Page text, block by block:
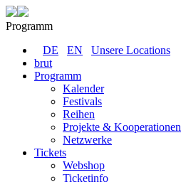
Programm
DE
EN
Unsere Locations
brut
Programm
Kalender
Festivals
Reihen
Projekte & Kooperationen
Netzwerke
Tickets
Webshop
Ticketinfo